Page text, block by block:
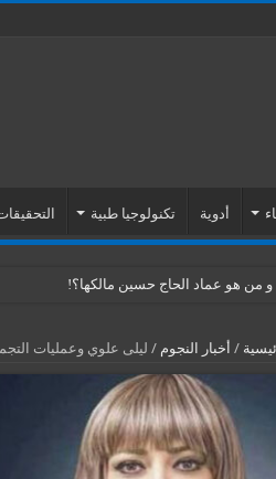
أدوية تكنولوجيا طبية
من هو عماد الحاج حسين مالكها؟!
/ أخبار النجوم / ليلى علوي وعمليات